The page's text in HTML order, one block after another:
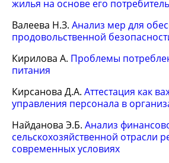
жилья на основе его
Валеева Н.З. Анализ мер для
продовольственной
Кирилова А. Проблемы
питания
Кирсанова Д.А. Аттестация как
управления персонала в
Найданова Э.Б. Анализ
сельскохозяйственной отрасли
современных условиях